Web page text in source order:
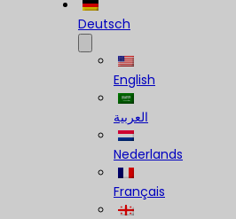
Deutsch
English
العربية
Nederlands
Français